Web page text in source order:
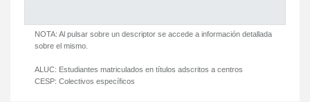
NOTA: Al pulsar sobre un descriptor se accede a información detallada
sobre el mismo.
ALUC: Estudiantes matriculados en títulos adscritos a centros
CESP: Colectivos específicos